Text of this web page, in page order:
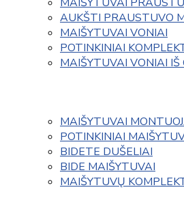
AUKŠTI PRAUSTUVO
MAIŠYTUVAI VONIAI
POTINKINIAI
MAIŠYTUVAI VONIAI IŠ
MAIŠYTUVAI
POTINKINIAI
BIDETE DUŠELIAI
BIDE MAIŠYTUVAI
MAIŠYTUVŲ